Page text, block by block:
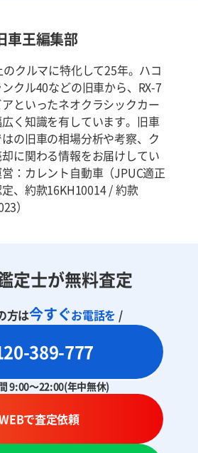
車王編集部
のクルマに特化して25年。ハコ
クル40などの旧車から、RX-7
といったネオクラシックカー
広く知識を有しています。旧車
の旧車の相場分析や考察、ク
に関わる情報をお届けしてい
：カレント自動車（JPUC適正
、約款16KH10014 / 約款
）
定士が無料査定
方は今すぐお電話を /
389-777
9:00～22:00(年中無休)
で査定依頼